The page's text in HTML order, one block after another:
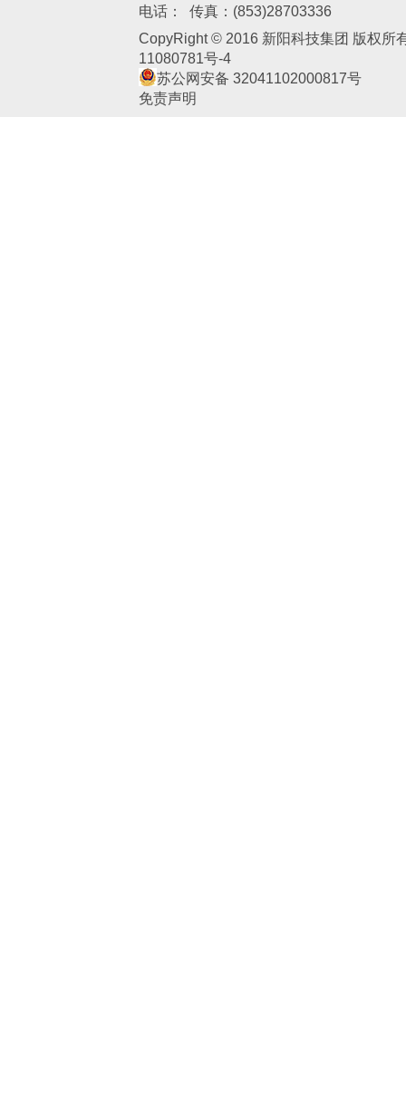
电话： 传真：(853)28703336
CopyRight © 2016 新阳科技集团 版权所
11080781号-4
苏公网安备 32041102000817号
免责声明